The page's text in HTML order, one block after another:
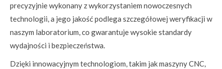
precyzyjnie wykonany z wykorzystaniem nowoczesnych
technologii, a jego jakość podlega szczegółowej weryfikacji w
naszym laboratorium, co gwarantuje wysokie standardy
wydajności i bezpieczeństwa.
Dzięki innowacyjnym technologiom, takim jak maszyny CNC,